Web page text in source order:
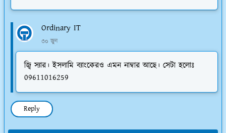
Ordinary IT
৩০ জুন
জ্বি স্যার। ইসলামি ব্যাংকেরও এমন নাম্বার আছে। সেটা হলোঃ
09611016259
Reply